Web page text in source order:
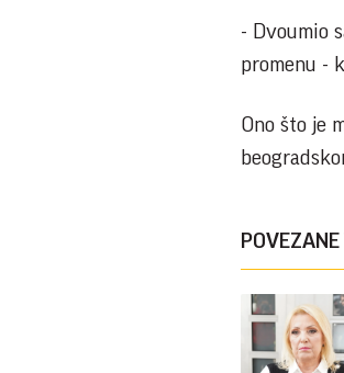
- Dvoumio
promenu -
Ono što je
POVEZANE